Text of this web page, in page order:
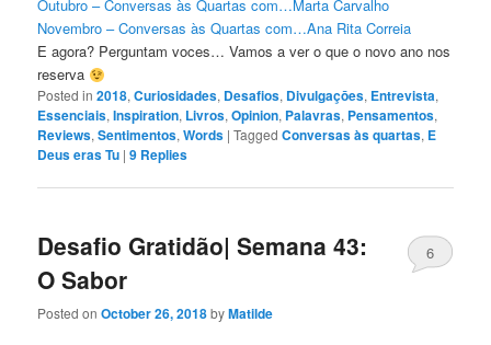
Outubro – Conversas às Quartas com…Marta Carvalho
Novembro – Conversas às Quartas com…Ana Rita Correia
E agora? Perguntam voces… Vamos a ver o que o novo ano nos
reserva
Posted in 2018,Curiosidades, Desafios, Divulgaçōes, Entrevista,
Essenciais,Inspiration, Livros,Opinion, Palavras, Pensamentos,
Reviews,Sentimentos,Words |Tagged Conversas às quartas, E
Deus eras Tu |9 Replies
Desafio Gratidão| Semana 43:
O Sabor
Posted onOctober 26, 2018byMatilde
6